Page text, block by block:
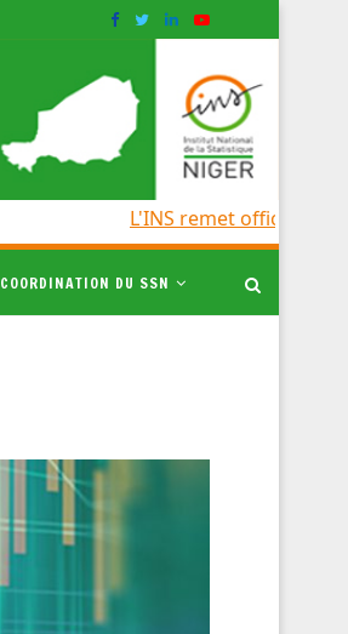
L'INS remet
COORDINATION DU SSN